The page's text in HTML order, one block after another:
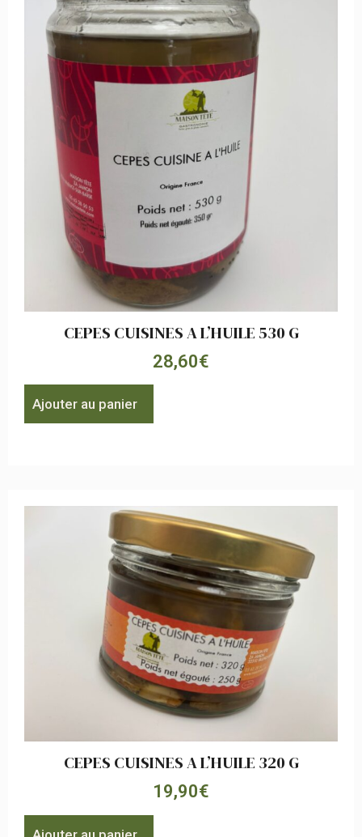
CEPES CUISINES A L’HUILE 530 G
28,60€
Ajouter au panier
CEPES CUISINES A L’HUILE 320 G
19,90€